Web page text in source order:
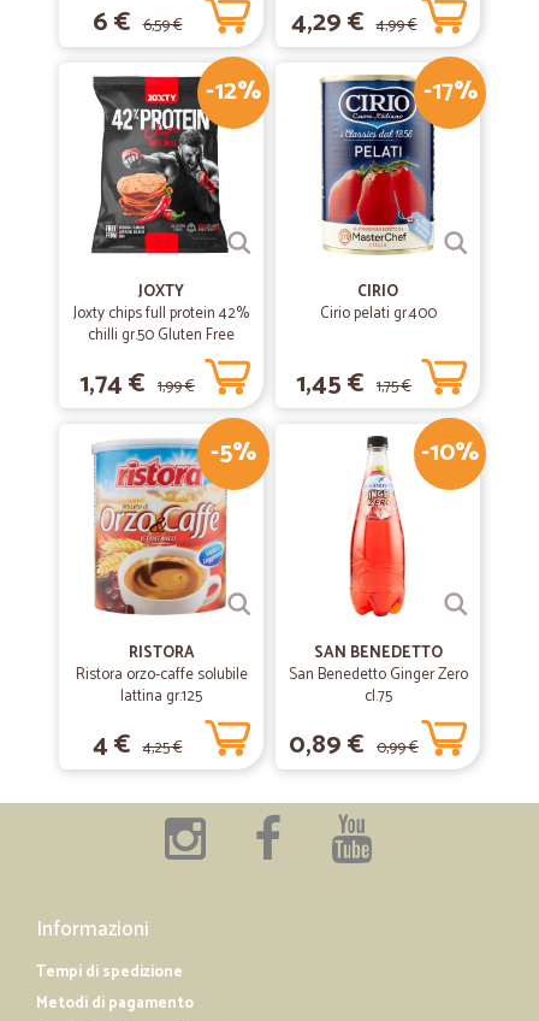
6 € 6,59 € 4,29 € 4,99 €
-12%
JOXTY
Joxty chips full protein 42%
chilli gr.50 Gluten Free
1,74 € 1,99 €
-17%
CIRIO
Cirio pelati gr.400
1,45 € 1,75 €
-5%
RISTORA
Ristora orzo-caffe solubile
lattina gr.125
4 € 4,25 €
-10%
SAN BENEDETTO
San Benedetto Ginger Zero
cl.75
0,89 € 0,99 €
Informazioni
Tempi di spedizione
Metodi di pagamento